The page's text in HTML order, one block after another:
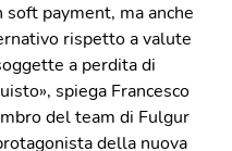
soft payment, ma anche
rispetto a valute
a perdita di
spiega Francesco
del team di Fulgur
della nuova